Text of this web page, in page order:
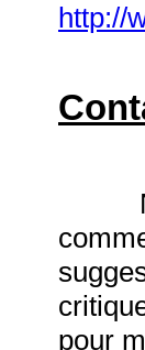
http://
pour